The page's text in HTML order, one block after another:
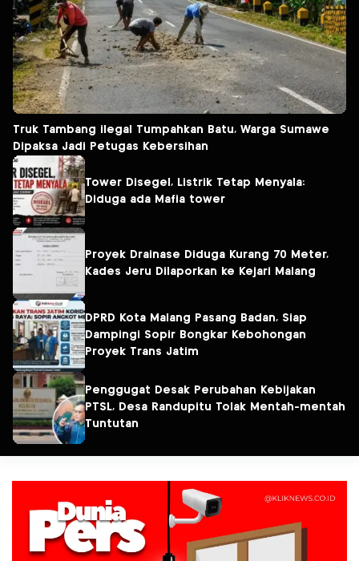
Truk Tambang ilegal Tumpahkan Batu, Warga Sumawe
Dipaksa Jadi Petugas Kebersihan
Tower Disegel, Listrik Tetap Menyala:
Diduga ada Mafia tower
Proyek Drainase Diduga Kurang 70 Meter,
Kades Jeru Dilaporkan ke Kejari Malang
DPRD Kota Malang Pasang Badan, Siap
Dampingi Sopir Bongkar Kebohongan
Proyek Trans Jatim
Penggugat Desak Perubahan Kebijakan
PTSL, Desa Randupitu Tolak Mentah-mentah
Tuntutan